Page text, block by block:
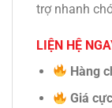
trợ nhanh
LIỆN HỆ
Hàng
Giá